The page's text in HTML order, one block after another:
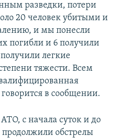
разведки, потери
20 человек убитыми и
и мы понесли
погибли и 6 получили
легкие
тяжести. Всем
в сообщении.
с начала суток и до
продолжили обстрелы